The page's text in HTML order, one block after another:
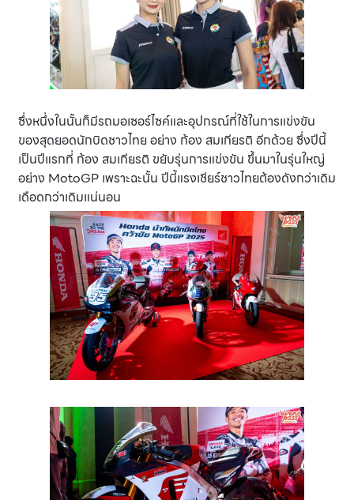
ซึ่งหนึ่งในนั้นก็มีรถมอเซอร์ไซค์และอุปกรณ์ที่ใช้ในการแข่งขัน
ของสุดยอดนักบิดชาวไทย อย่าง ก้อง สมเกียรติ อีกด้วย ซึ่งปีนี้
เป็นปีแรกที่ ก้อง สมเกียรติ ขยับรุ่นการแข่งขัน ขึ้นมาในรุ่นใหญ่
อย่าง MotoGP เพราะฉะนั้น ปีนี้แรงเชียร์ชาวไทยต้องดังกว่าเดิม
เดือดกว่าเดิมแน่นอน